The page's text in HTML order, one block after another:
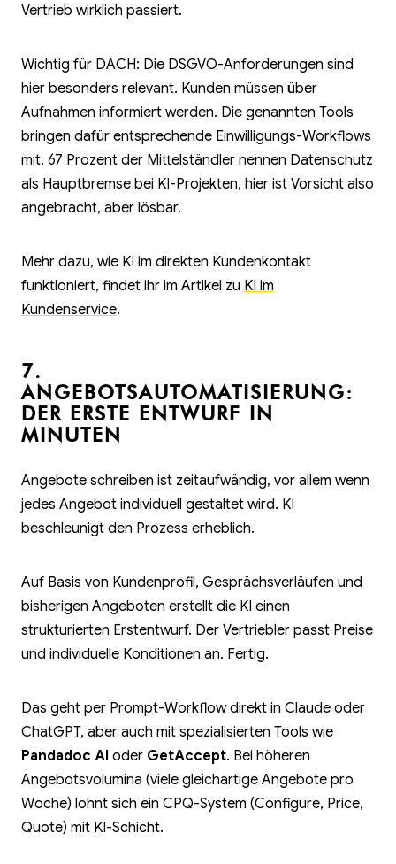
Vertrieb wirklich passiert.
Wichtig für DACH: Die DSGVO-Anforderungen sind
hier besonders relevant. Kunden müssen über
Aufnahmen informiert werden. Die genannten Tools
bringen dafür entsprechende Einwilligungs-Workflows
mit. 67 Prozent der Mittelständler nennen Datenschutz
als Hauptbremse bei KI-Projekten, hier ist Vorsicht also
angebracht, aber lösbar.
Mehr dazu, wie KI im direkten Kundenkontakt
funktioniert, findet ihr im Artikel zu KI im
Kundenservice.
7.
ANGEBOTSAUTOMATISIERUNG:
DER ERSTE ENTWURF IN
MINUTEN
Angebote schreiben ist zeitaufwändig, vor allem wenn
jedes Angebot individuell gestaltet wird. KI
beschleunigt den Prozess erheblich.
Auf Basis von Kundenprofil, Gesprächsverläufen und
bisherigen Angeboten erstellt die KI einen
strukturierten Erstentwurf. Der Vertriebler passt Preise
und individuelle Konditionen an. Fertig.
Das geht per Prompt-Workflow direkt in Claude oder
ChatGPT, aber auch mit spezialisierten Tools wie
Pandadoc AI oder GetAccept. Bei höheren
Angebotsvolumina (viele gleichartige Angebote pro
Woche) lohnt sich ein CPQ-System (Configure, Price,
Quote) mit KI-Schicht.